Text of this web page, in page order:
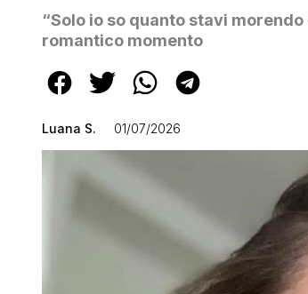
“Solo io so quanto stavi
romantico momento
Luana S. 01/07/2026